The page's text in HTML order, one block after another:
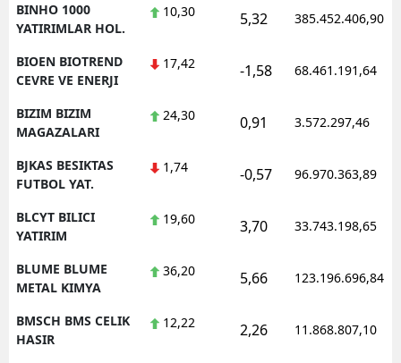
BINHO 1000
YATIRIMLAR HOL.
10,30 5,32 385.452.406,90
BIOEN BIOTREND
CEVRE VE ENERJI
17,42 -1,58 68.461.191,64
BIZIM BIZIM
MAGAZALARI
24,30 0,91 3.572.297,46
BJKAS BESIKTAS
FUTBOL YAT.
1,74 -0,57 96.970.363,89
BLCYT BILICI
YATIRIM
19,60 3,70 33.743.198,65
BLUME BLUME
METAL KIMYA
36,20 5,66 123.196.696,84
BMSCH BMS CELIK
HASIR
12,22 2,26 11.868.807,10